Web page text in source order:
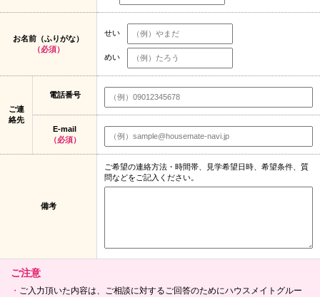
お名前（ふりがな）
（必須）
せい
めい
ご連
絡先
電話番号
E-mail
（必須）
備考
ご希望の連絡方法・時間帯、見学希望日時、希望条件、質
問などをご記入ください。
ご注意
ご入力頂いた内容は、ご相談に対するご回答のためにハウスメイトグルー